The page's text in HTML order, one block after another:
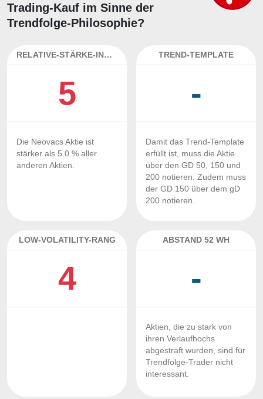
Trading-Kauf im Sinne der
Trendfolge-Philosophie?
RELATIVE-STÄRKE-INDEX
5
Die Neovacs Aktie ist
stärker als 5.0 % aller
anderen Aktien.
TREND-TEMPLATE
-
Damit das Trend-Template
erfüllt ist, muss die Aktie
über den GD 50, 150 und
200 notieren. Zudem muss
der GD 150 über dem gD
200 notieren.
LOW-VOLATILITY-RANG
4
ABSTAND 52 WH
-
Aktien, die zu stark von
ihren Verlaufhochs
abgestraft wurden, sind für
Trendfolge-Trader nicht
interessant.